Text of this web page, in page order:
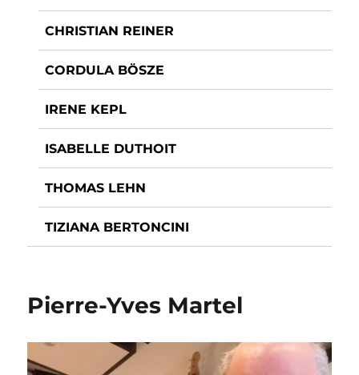
CHRISTIAN REINER
CORDULA BÖSZE
IRENE KEPL
ISABELLE DUTHOIT
THOMAS LEHN
TIZIANA BERTONCINI
Pierre-Yves Martel